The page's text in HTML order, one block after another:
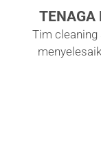
TENAGA
Tim cleaning